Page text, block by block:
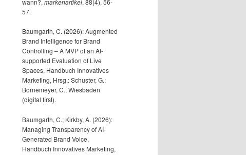
57.
Baumgarth, C. (2026): Augmented
Brand Intelligence for Brand
Controlling – A MVP of an AI-
supported Evaluation of Live
Spaces, Handbuch Innovatives
Marketing, Hrsg.: Schuster, G.;
Bornemeyer, C.; Wiesbaden
(digital first).
Baumgarth, C.; Kirkby, A. (2026):
Managing Transparency of AI-
Generated Brand Voice,
Handbuch Innovatives Marketing,